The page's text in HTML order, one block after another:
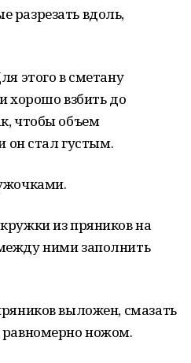
разрезать вдоль,
этого в сметану
хорошо взбить до
чтобы объем
он стал густым.
из пряников на
ними заполнить
выложен, смазать
равномерно ножом.